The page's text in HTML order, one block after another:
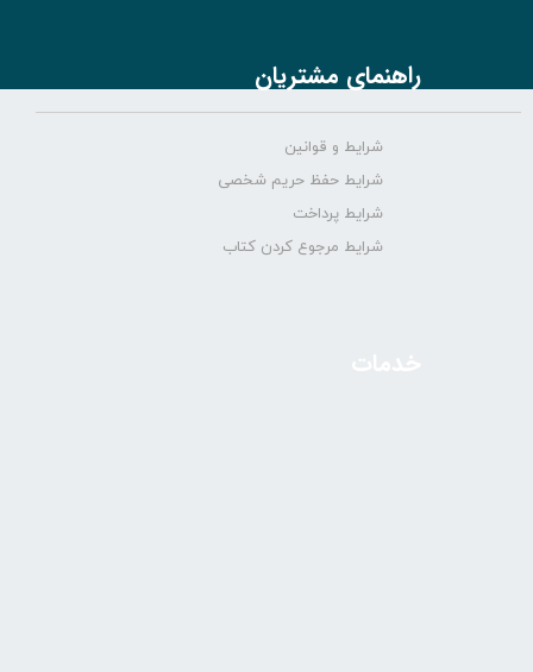
راهنمای مشتریان
شرایط و قوانین
شرایط حفظ حریم شخصی
شرایط پرداخت
شرایط مرجوع کردن کتاب